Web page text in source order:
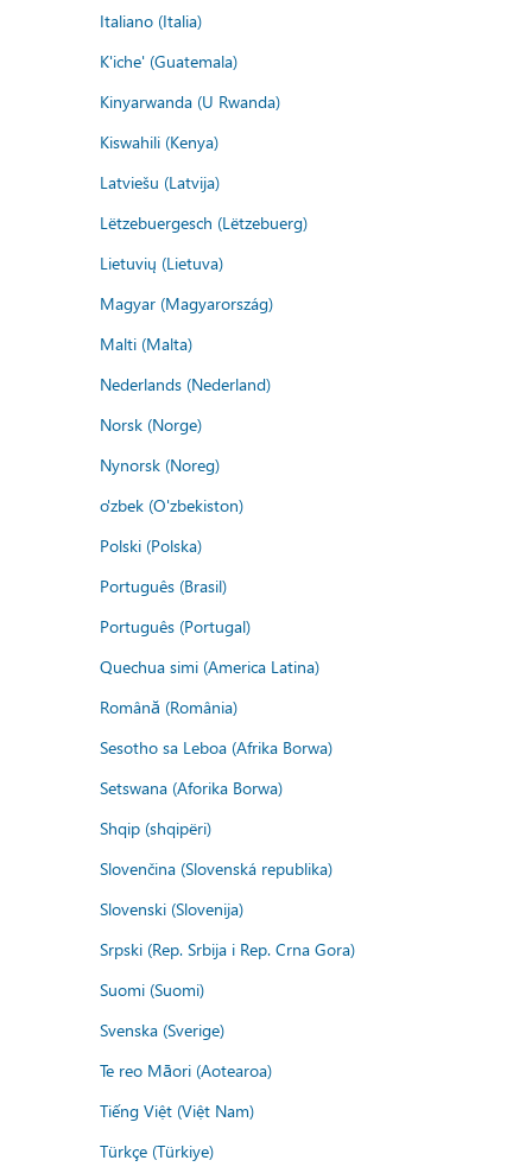
Italiano (Italia)
K'iche' (Guatemala)
Kinyarwanda (U Rwanda)
Kiswahili (Kenya)
Latviešu (Latvija)
Lëtzebuergesch (Lëtzebuerg)
Lietuvių (Lietuva)
Magyar (Magyarország)
Malti (Malta)
Nederlands (Nederland)
Norsk (Norge)
Nynorsk (Noreg)
o'zbek (O'zbekiston)
Polski (Polska)
Português (Brasil)
Português (Portugal)
Quechua simi (America Latina)
Română (România)
Sesotho sa Leboa (Afrika Borwa)
Setswana (Aforika Borwa)
Shqip (shqipëri)
Slovenčina (Slovenská republika)
Slovenski (Slovenija)
Srpski (Rep. Srbija i Rep. Crna Gora)
Suomi (Suomi)
Svenska (Sverige)
Te reo Māori (Aotearoa)
Tiếng Việt (Việt Nam)
Türkçe (Türkiye)